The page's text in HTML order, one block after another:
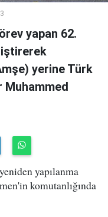
yapan 62.
yerine Türk
Muhammed
yapılanma
komutanlığında